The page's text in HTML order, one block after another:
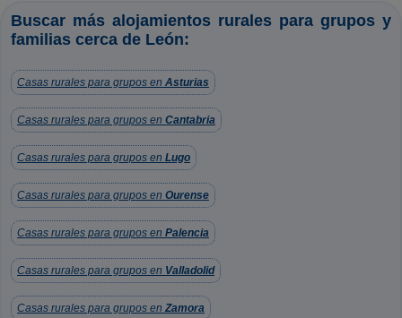
Buscar más alojamientos rurales para grupos y
familias cerca de León:
Casas rurales para grupos en Asturias
Casas rurales para grupos en Cantabria
Casas rurales para grupos en Lugo
Casas rurales para grupos en Ourense
Casas rurales para grupos en Palencia
Casas rurales para grupos en Valladolid
Casas rurales para grupos en Zamora